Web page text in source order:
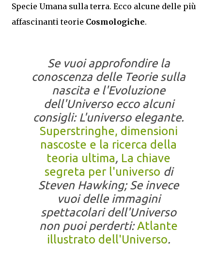
Specie Umana sulla terra. Ecco alcune delle più
affascinanti teorie Cosmologiche.
Se vuoi approfondire la
conoscenza delle Teorie sulla
nascita e l'Evoluzione
dell'Universo ecco alcuni
consigli: L'universo elegante.
Superstringhe, dimensioni
nascoste e la ricerca della
teoria ultima, La chiave
segreta per l'universo di
Steven Hawking;Se invece
vuoi delle immagini
spettacolari dell'Universo
non puoi perderti:Atlante
illustrato dell'Universo.